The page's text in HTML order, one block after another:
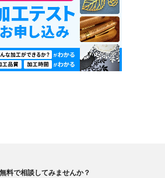
料で相談してみませんか？